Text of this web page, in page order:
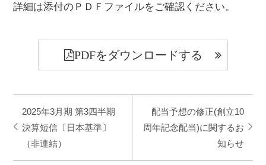
詳細は添付のＰＤＦファイルをご確認ください。
PDFをダウンロードする
2025年3月期 第3四半期
決算短信〔日本基準〕
（非連結）
配当予想の修正(創立10
周年記念配当)に関するお
知らせ